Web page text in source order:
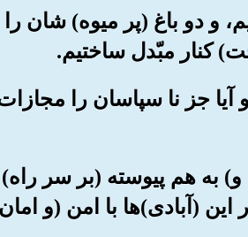
و دو باغ (پر میوه) شان را
کنار مبّدل ساختیم.
و آیا جز نا سپاسان را
و) به هم پیوسته (بر سر راه)
این (آبادی)ها با امن (و